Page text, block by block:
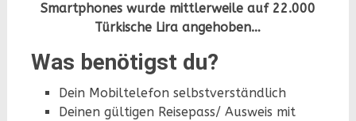
Smartphones wurde mittlerweile auf 22.000
Türkische Lira angehoben…
Was benötigst du?
Dein Mobiltelefon selbstverständlich
Deinen gültigen Reisepass/ Ausweis mit